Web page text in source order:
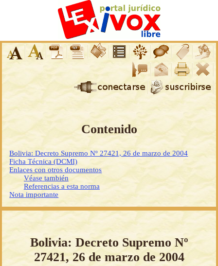
Contenido
Bolivia: Decreto Supremo Nº 27421, 26 de marzo de 2004
Ficha Técnica (DCMI)
Enlaces con otros documentos
Véase también
Referencias a esta norma
Nota importante
Bolivia: Decreto Supremo Nº
27421, 26 de marzo de 2004